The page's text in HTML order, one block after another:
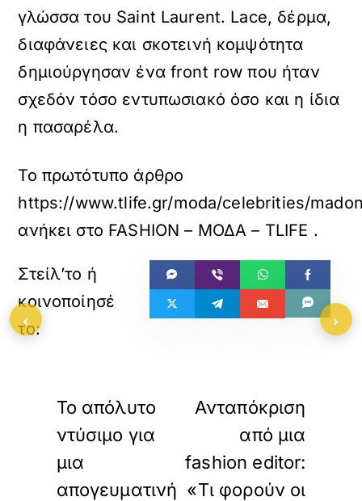
γλώσσα του Saint Laurent. Lace, δέρμα,
διαφάνειες και σκοτεινή κομψότητα
δημιούργησαν ένα front row που ήταν
σχεδόν τόσο εντυπωσιακό όσο και η ίδια
η πασαρέλα.
Το πρωτότυπο άρθρο
https://www.tlife.gr/moda/celebrities/
ανήκει στο FASHION – ΜΟΔΑ – TLIFE .
Το απόλυτο
ντύσιμο για
μια
απογευματινή
Ανταπόκριση
από μια
fashion editor:
«Τι φορούν οι
‹ ›